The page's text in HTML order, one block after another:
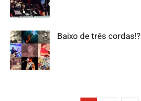
Baixo de três cordas!?